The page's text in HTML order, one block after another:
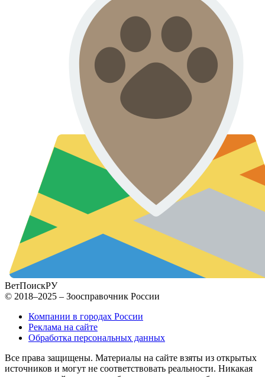
ВетПоискРУ
© 2018–2025 – Зоосправочник России
Компании в городах России
Реклама на сайте
Обработка персональных данных
Все права защищены. Материалы на сайте взяты из открытых
источников и могут не соответствовать реальности. Никакая